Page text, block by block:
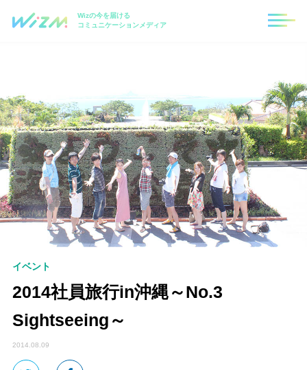
Wizの今を届ける
コミュニケーションメディア
イベント
2014社員旅行in沖縄～No.3
Sightseeing～
2014.08.09